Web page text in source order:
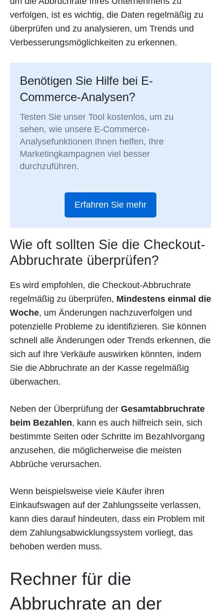
verfolgen, ist es wichtig, die Daten regelmäßig zu
überprüfen und zu analysieren, um Trends und
Verbesserungsmöglichkeiten zu erkennen.
Benötigen Sie Hilfe bei E-
Commerce-Analysen?
Testen Sie unser Tool kostenlos, um zu
sehen, wie unsere E-Commerce-
Analysefunktionen Ihnen helfen, Ihre
Marketingkampagnen viel besser
durchzuführen.
Erfahren Sie mehr
Wie oft sollten Sie die Checkout-
Abbruchrate überprüfen?
Es wird empfohlen, die Checkout-Abbruchrate
regelmäßig zu überprüfen, Mindestens einmal die
Woche, um Änderungen nachzuverfolgen und
potenzielle Probleme zu identifizieren. Sie können
schnell alle Änderungen oder Trends erkennen, die
sich auf Ihre Verkäufe auswirken könnten, indem
Sie die Abbruchrate an der Kasse regelmäßig
überwachen.
Neben der Überprüfung der Gesamtabbruchrate
beim Bezahlen, kann es auch hilfreich sein, sich
bestimmte Seiten oder Schritte im Bezahlvorgang
anzusehen, die möglicherweise die meisten
Abbrüche verursachen.
Wenn beispielsweise viele Käufer ihren
Einkaufswagen auf der Zahlungsseite verlassen,
kann dies darauf hindeuten, dass ein Problem mit
dem Zahlungsabwicklungssystem vorliegt, das
behoben werden muss.
Rechner für die
Abbruchrate an der